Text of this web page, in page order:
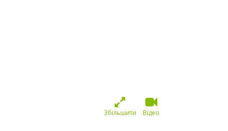
Збільшити Відео